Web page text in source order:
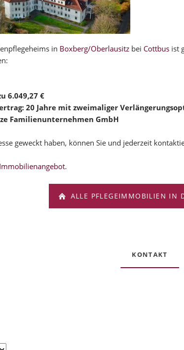
in Boxberg/Oberlausitz bei Cottbus ist
6.049,27 €
20 Jahre mit zweimaliger
Familienunternehmen GmbH
geweckt haben, können Sie und jederzeit
Immobilienangebot.
ALLE PFLEGEIMMOBILIEN IN
KONTAKT